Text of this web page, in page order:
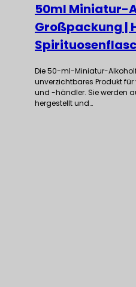
50ml Miniatur-
Großpackung |
Die 50-ml-Miniatur-
unverzichtbares Produkt
und -händler. Sie werden
hergestellt und…